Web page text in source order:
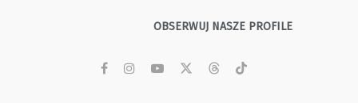
OBSERWUJ NASZE PROFILE